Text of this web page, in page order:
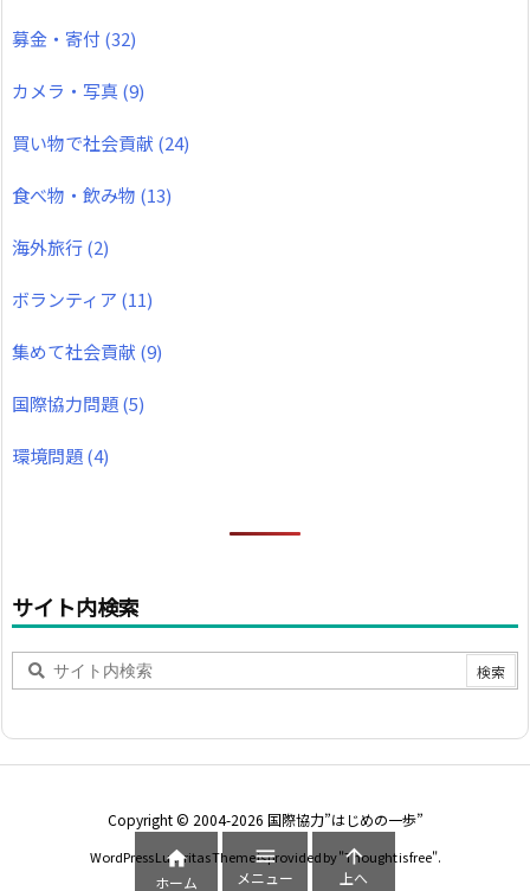
募金・寄付 (32)
カメラ・写真(9)
買い物で社会貢献 (24)
食べ物・飲み物 (13)
海外旅行(2)
ボランティア (11)
集めて社会貢献 (9)
国際協力問題(5)
環境問題(4)
サイト内検索
Copyright © 2004-2026 国際協力”はじめの一歩”
WordPress Luxeritas Theme is provided by "Thought is free".

ホーム

メニュー

上へ